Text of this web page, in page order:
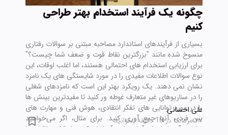
چگونه یک فرآیند استخدام بهتر طراحی
کنیم
بسیاری از فرآیندهای استاندارد مصاحبه مبتنی بر سوالات رفتاری
منسوخ شده مانند "بزرگترین نقاط قوت و ضعف شما چیست؟"
برای ارزیابی استخدام های احتمالی هستند، اما اغلب اوقات، این
نوع سوالات اطلاعات مفیدی را در مورد شایستگی های یک نامزد
نشان نمی دهند. یک رویکرد بهتر این است که نامزدهای شغلی
را در سناریوهای غیر متعارف غوطه ور کنید تا مفیدترین بینش ها
را در مورد توانایی های تفکر انتقادی، هوش فنی و مهارت های
بین فردی آنها جمع آوری کنید. برای مثال، اگر می‌خواهید
توانایی آن‌ها را برای آماده‌سازی آزمایش کنید، از قبل سؤالاتی را
علی احسانی
۲۷ مرداد
• در 10 دقیقه بخوانید